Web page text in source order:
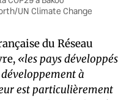
UN Climate Change
du Réseau
«les pays développés
à
est particulièrement